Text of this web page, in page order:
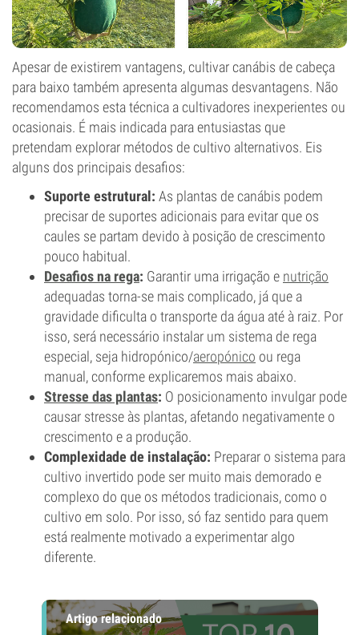
Apesar de existirem vantagens, cultivar canábis de cabeça
para baixo também apresenta algumas desvantagens. Não
recomendamos esta técnica a cultivadores inexperientes ou
ocasionais. É mais indicada para entusiastas que
pretendam explorar métodos de cultivo alternativos. Eis
alguns dos principais desafios:
Suporte estrutural: As plantas de canábis podem
precisar de suportes adicionais para evitar que os
caules se partam devido à posição de crescimento
pouco habitual.
Desafios na rega: Garantir uma irrigação e nutrição
adequadas torna-se mais complicado, já que a
gravidade dificulta o transporte da água até à raiz. Por
isso, será necessário instalar um sistema de rega
especial, seja hidropónico/aeropónico ou rega
manual, conforme explicaremos mais abaixo.
Stresse das plantas: O posicionamento invulgar pode
causar stresse às plantas, afetando negativamente o
crescimento e a produção.
Complexidade de instalação: Preparar o sistema para
cultivo invertido pode ser muito mais demorado e
complexo do que os métodos tradicionais, como o
cultivo em solo. Por isso, só faz sentido para quem
está realmente motivado a experimentar algo
diferente.
Artigo relacionado